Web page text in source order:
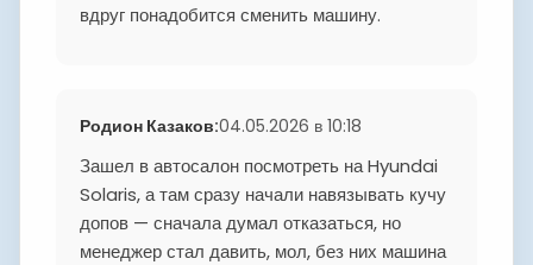
вдруг понадобится сменить машину.
Родион Казаков:04.05.2026 в 10:18
Зашел в автосалон посмотреть на Hyundai
Solaris, а там сразу начали навязывать кучу
допов — сначала думал отказаться, но
менеджер стал давить, мол, без них машина